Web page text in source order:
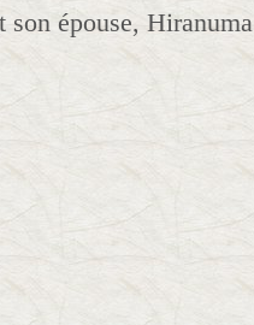
épouse,